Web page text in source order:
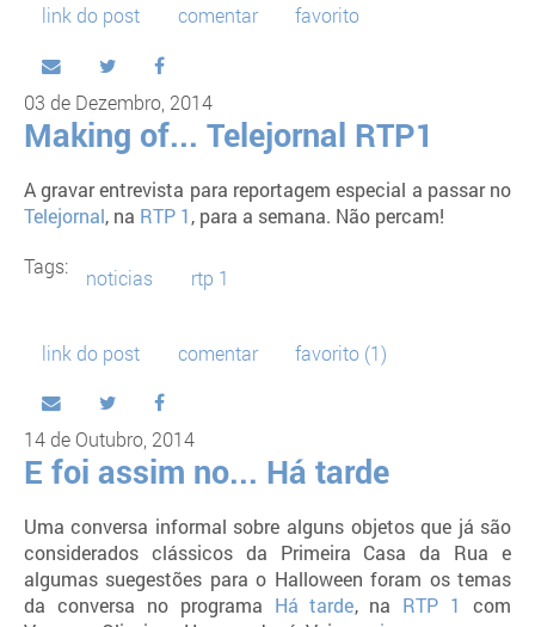
link do post comentar favorito
03 de Dezembro, 2014
Making of... Telejornal RTP1
A gravar entrevista para reportagem especial a passar no
Telejornal, na RTP 1 , para a semana. Não percam!
Tags:
noticias rtp 1
link do post comentar favorito (1)
14 de Outubro, 2014
E foi assim no... Há tarde
Uma conversa informal sobre alguns objetos que já são
considerados clássicos da Primeira Casa da Rua e
algumas suegestões para o Halloween foram os temas
da conversa no programa Há tarde, na RTP 1
com